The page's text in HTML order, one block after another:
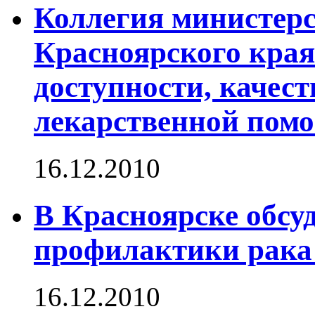
Коллегия
Красноярского
доступности,
лекарственной
16.12.2010
В Красноярске
профилактики
16.12.2010